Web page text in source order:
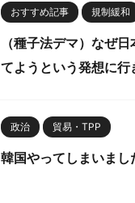
おすすめ記事 規制緩和
（種子法デマ）なぜ
てようという発想に行
政治 貿易・TPP
韓国やってしまいまし